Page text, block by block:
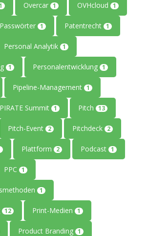
Overcar 1 OVHcloud 1
Passwörter 1 Patentrecht 1
Personal Analytik 1
1 Personalentwicklung 1
Pipeline-Management 1
PIRATE Summit 1 Pitch 13
Pitch-Event 2 Pitchdeck 2
Plattform 2 Podcast 1
PPC 1
1
12 Print-Medien 1
Product Branding 1